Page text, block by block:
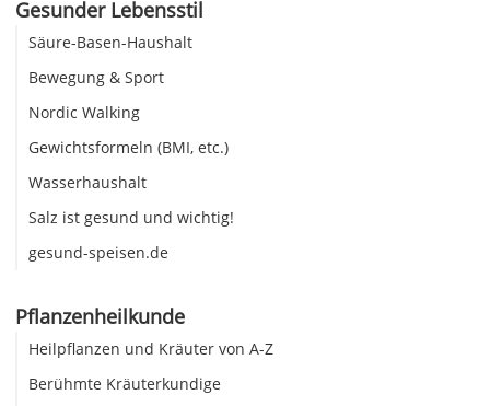
Gesunder Lebensstil
Säure-Basen-Haushalt
Bewegung & Sport
Nordic Walking
Gewichtsformeln (BMI, etc.)
Wasserhaushalt
Salz ist gesund und wichtig!
gesund-speisen.de
Pflanzenheilkunde
Heilpflanzen und Kräuter von A-Z
Berühmte Kräuterkundige